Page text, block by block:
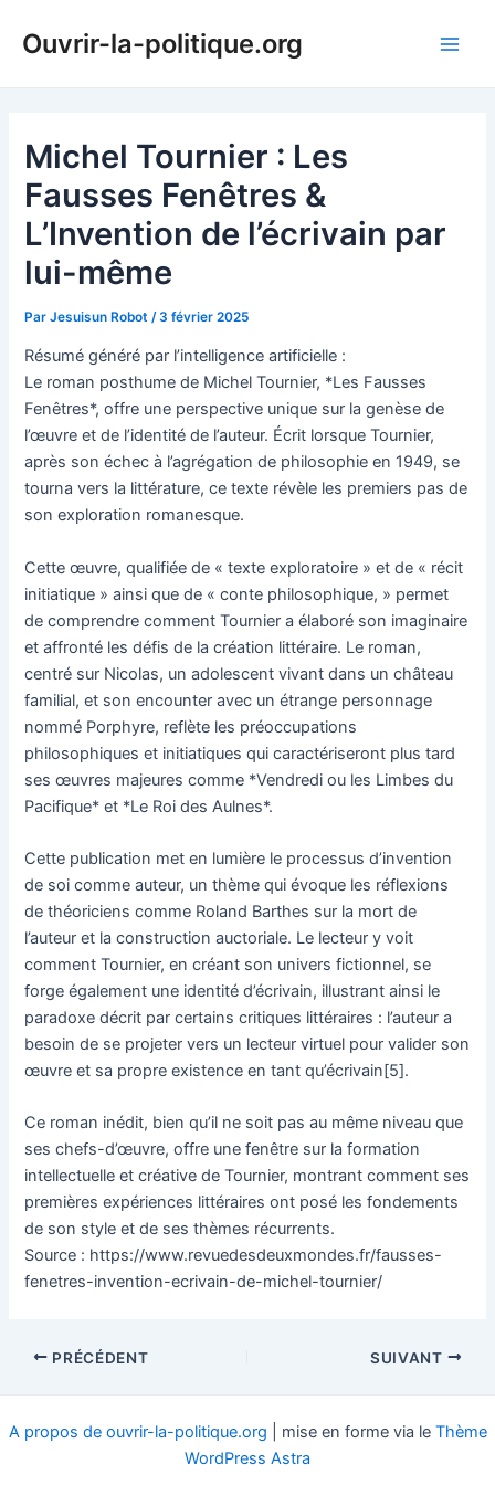
Ouvrir-la-politique.org
Michel Tournier : Les
Fausses Fenêtres &
L’Invention de l’écrivain par
lui-même
ParJesuisun Robot /3 février 2025
Résumé généré par l’intelligence artificielle :
Le roman posthume de Michel Tournier, *Les Fausses
Fenêtres*, offre une perspective unique sur la genèse de
l’œuvre et de l’identité de l’auteur. Écrit lorsque Tournier,
après son échec à l’agrégation de philosophie en 1949, se
tourna vers la littérature, ce texte révèle les premiers pas de
son exploration romanesque.
Cette œuvre, qualifiée de « texte exploratoire » et de « récit
initiatique » ainsi que de « conte philosophique, » permet
de comprendre comment Tournier a élaboré son imaginaire
et affronté les défis de la création littéraire. Le roman,
centré sur Nicolas, un adolescent vivant dans un château
familial, et son encounter avec un étrange personnage
nommé Porphyre, reflète les préoccupations
philosophiques et initiatiques qui caractériseront plus tard
ses œuvres majeures comme *Vendredi ou les Limbes du
Pacifique* et *Le Roi des Aulnes*.
Cette publication met en lumière le processus d’invention
de soi comme auteur, un thème qui évoque les réflexions
de théoriciens comme Roland Barthes sur la mort de
l’auteur et la construction auctoriale. Le lecteur y voit
comment Tournier, en créant son univers fictionnel, se
forge également une identité d’écrivain, illustrant ainsi le
paradoxe décrit par certains critiques littéraires : l’auteur a
besoin de se projeter vers un lecteur virtuel pour valider son
œuvre et sa propre existence en tant qu’écrivain[5].
Ce roman inédit, bien qu’il ne soit pas au même niveau que
ses chefs-d’œuvre, offre une fenêtre sur la formation
intellectuelle et créative de Tournier, montrant comment ses
premières expériences littéraires ont posé les fondements
de son style et de ses thèmes récurrents.
Source : https://www.revuedesdeuxmondes.fr/fausses-
fenetres-invention-ecrivain-de-michel-tournier/
NavigationPRÉCÉDENT SUIVANT
A propos de ouvrir-la-politique.org | mise en forme via le Thème
WordPress Astra